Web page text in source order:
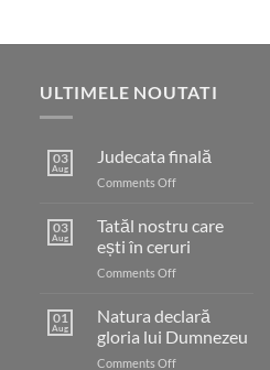
ULTIMELE NOUTATI
03
Aug
Judecata finală
Comments Offon
03
Aug
Tatăl nostru care
ești în ceruri
Comments Offon
nostru
care
ești
în
01
Aug
Natura declară
gloria lui Dumnezeu
Comments Offon